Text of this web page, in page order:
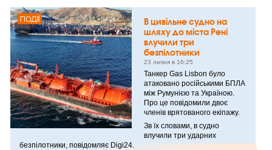
ПОДІЇ
В цивільне судно на
шляху до міста Рені
влучили три
безпілотники
23 липня в 16:25
Танкер Gas Lisbon було
атаковано російськими БПЛА
між Румунією та Україною.
Про це повідомили двоє
членів врятованого екіпажу.
Зв їх словами, в судно
влучили три ударних
безпілотники, повідомляє Digi24.